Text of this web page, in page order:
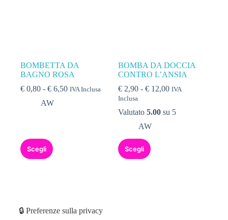
BOMBETTA DA
BAGNO ROSA
€ 0,80 - € 6,50 IVA Inclusa
AW
Scegli
BOMBA DA DOCCIA
CONTRO L’ANSIA
€ 2,90 - € 12,00 IVA
Inclusa
Valutato5.00 su 5
AW
Scegli
🔒 Preferenze sulla privacy